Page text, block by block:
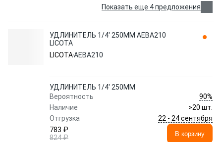
Показать еще 4 предложения
УДЛИНИТЕЛЬ 1/4' 250ММ AEBA210
LICOTA
LICOTAAEBA210
УДЛИНИТЕЛЬ 1/4' 250ММ
Вероятность
90%
Наличие
>20 шт.
Отгрузка
22 - 24 сентября
783 ₽
824 ₽
В корзину